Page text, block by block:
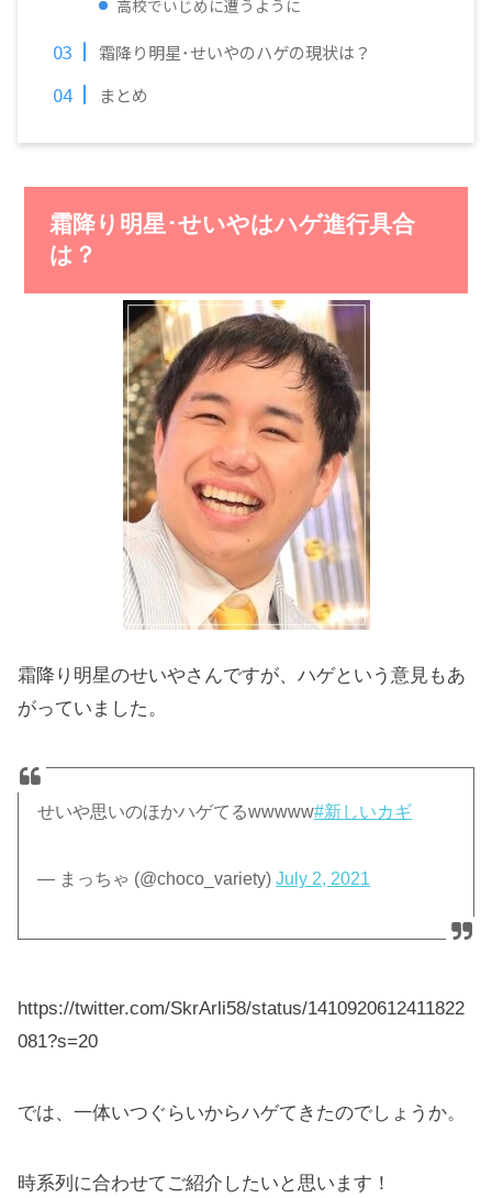
高校でいじめに遭うように
霜降り明星･せいやのハゲの現状は？
まとめ
霜降り明星･せいやはハゲ進行具合
は？
霜降り明星のせいやさんですが、ハゲという意見もあ
がっていました。
せいや思いのほかハゲてるwwwww#新しいカギ
— まっちゃ (@choco_variety)July 2, 2021
https://twitter.com/SkrArli58/status/1410920612411822
081?s=20
では、一体いつぐらいからハゲてきたのでしょうか。
時系列に合わせてご紹介したいと思います！